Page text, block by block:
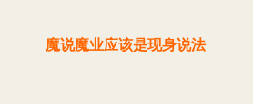
魔说魔业应该是现身说法